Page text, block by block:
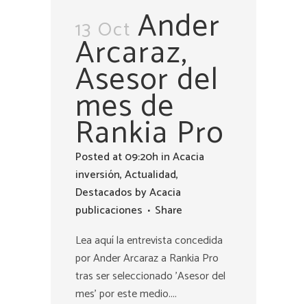
13 Oct Ander
Arcaraz,
Asesor del
mes de
Rankia Pro
Posted at 09:20h inAcacia
inversión,Actualidad,
Destacados byAcacia
publicaciones
Share
Lea aquí la entrevista concedida
por Ander Arcaraz a Rankia Pro
tras ser seleccionado 'Asesor del
mes' por este medio....